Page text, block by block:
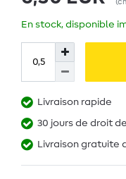
En stock, disponible
Livraison rapide
30 jours de droit
Livraison gratuite